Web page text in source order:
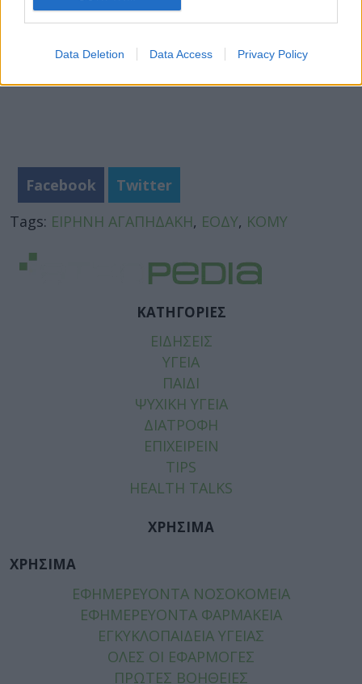
Data Deletion Data Access Privacy Policy
Facebook
Twitter
Tags: ΕΙΡΗΝΗ ΑΓΑΠΗΔΑΚΗ, ΕΟΔΥ, ΚΟΜΥ
ΚΑΤΗΓΟΡΙΕΣ
ΕΙΔΗΣΕΙΣ
ΥΓΕΙΑ
ΠΑΙΔΙ
ΨΥΧΙΚΗ ΥΓΕΙΑ
ΔΙΑΤΡΟΦΗ
ΕΠΙΧΕΙΡΕΙΝ
TIPS
HEALTH TALKS
ΧΡΗΣΙΜΑ
ΧΡΗΣΙΜΑ
ΕΦΗΜΕΡΕΥΟΝΤΑ ΝΟΣΟΚΟΜΕΙΑ
ΕΦΗΜΕΡΕΥΟΝΤΑ ΦΑΡΜΑΚΕΙΑ
ΕΓΚΥΚΛΟΠΑΙΔΕΙΑ ΥΓΕΙΑΣ
ΟΛΕΣ ΟΙ ΕΦΑΡΜΟΓΕΣ
ΠΡΩΤΕΣ ΒΟΗΘΕΙΕΣ